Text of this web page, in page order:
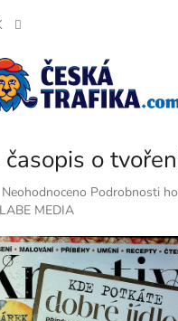
časopis o
Průměrné
hodnocení
je
0,0
z
5
hvězdiček.
Neohodnoceno Podrobnosti
MEDIA